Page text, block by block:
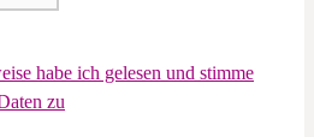
habe ich gelesen und stimme
zu